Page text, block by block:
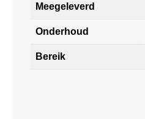
Meegeleverd
Onderhoud
Bereik